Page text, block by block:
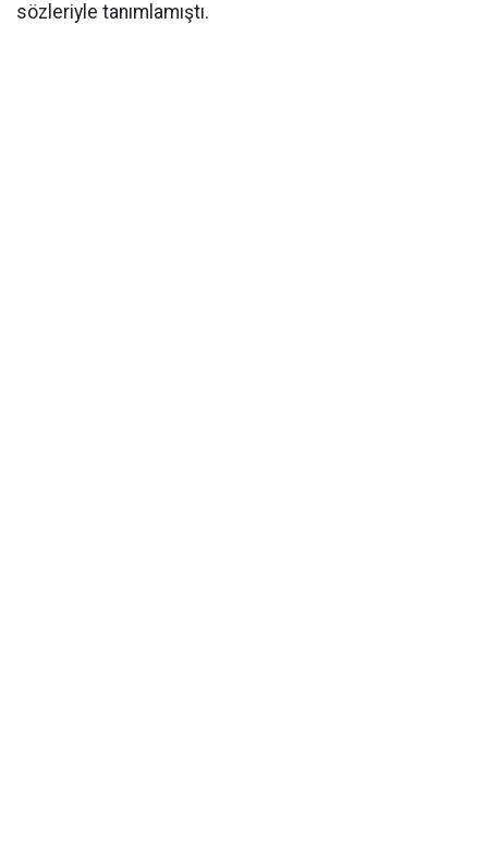
sözleriyle tanımlamıştı.